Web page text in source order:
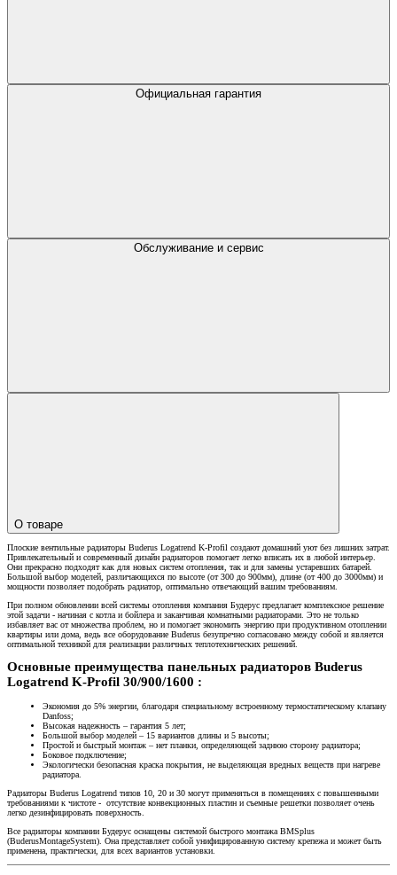
Официальная гарантия
Обслуживание и сервис
О товаре
Плоские вентильные радиаторы Buderus Logatrend K-Profil создают домашний уют без лишних затрат.
Привлекательный и современный дизайн радиаторов помогает легко вписать их в любой интерьер.
Они прекрасно подходят как для новых систем отопления, так и для замены устаревших батарей.
Большой выбор моделей, различающихся по высоте (от 300 до 900мм), длине (от 400 до 3000мм) и
мощности позволяет подобрать радиатор, оптимально отвечающий вашим требованиям.
При полном обновлении всей системы отопления компания Будерус предлагает комплексное решение
этой задачи - начиная с котла и бойлера и заканчивая комнатными радиаторами. Это не только
избавляет вас от множества проблем, но и помогает экономить энергию при продуктивном отоплении
квартиры или дома, ведь все оборудование Buderus безупречно согласовано между собой и является
оптимальной техникой для реализации различных теплотехнических решений.
Основные преимущества панельных радиаторов Buderus
Logatrend K-Profil 30/900/1600 :
Экономия до 5% энергии, благодаря специальному встроенному термостатическому клапану
Danfoss;
Высокая надежность – гарантия 5 лет;
Большой выбор моделей – 15 вариантов длины и 5 высоты;
Простой и быстрый монтаж – нет планки, определяющей заднюю сторону радиатора;
Боковое подключение;
Экологически безопасная краска покрытия, не выделяющая вредных веществ при нагреве
радиатора.
Радиаторы Buderus Logatrend типов 10, 20 и 30 могут применяться в помещениях с повышенными
требованиями к чистоте - отсутствие конвекционных пластин и съемные решетки позволяет очень
легко дезинфицировать поверхность.
Все радиаторы компании Будерус оснащены системой быстрого монтажа BMSplus
(BuderusMontageSystem). Она представляет собой унифицированную систему крепежа и может быть
применена, практически, для всех вариантов установки.